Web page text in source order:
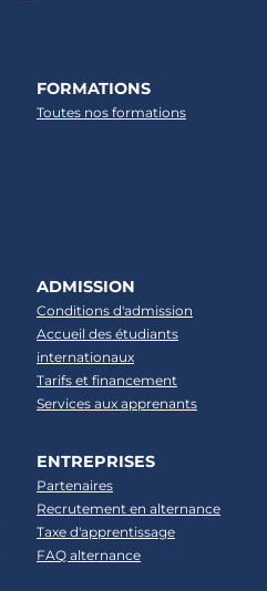
FORMATIONS
Toutes nos formations
ADMISSION
Conditions d'admission
Accueil des étudiants
internationaux
Tarifs et financement
Services aux apprenants
ENTREPRISES
Partenaires
Recrutement en alternance
Taxe d'apprentissage
FAQ alternance